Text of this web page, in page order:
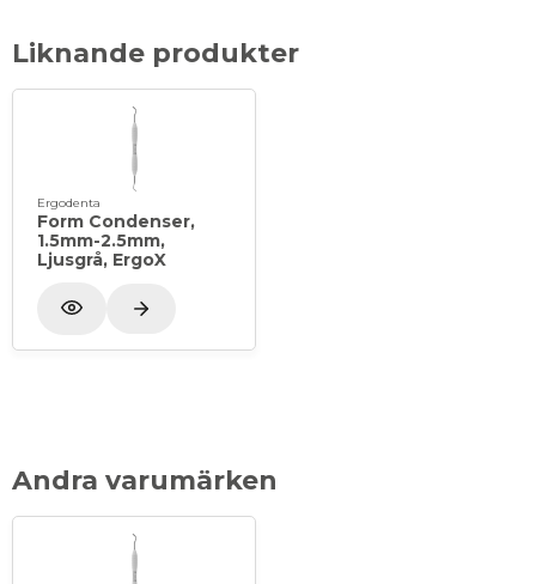
Liknande produkter
Ergodenta
Form Condenser,
1.5mm-2.5mm,
Ljusgrå, ErgoX
Andra varumärken